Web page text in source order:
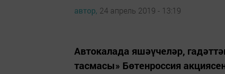
автор, 24 апрель 2019 - 13:19
Автокалада яшәүчеләр,
тасмасы» Бөтенроссия